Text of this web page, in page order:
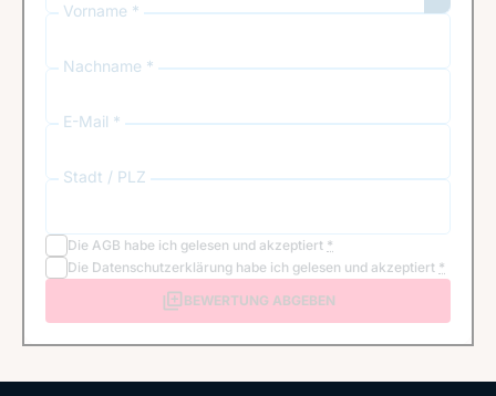
Vorname *
Nachname *
E-Mail *
Stadt / PLZ
Die AGB habe ich gelesen und akzeptiert *
Die Datenschutzerklärung habe ich gelesen und akzeptiert *
BEWERTUNG ABGEBEN